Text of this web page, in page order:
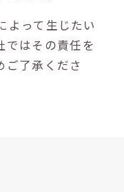
よって生じたい
ではその責任を
ご了承くださ